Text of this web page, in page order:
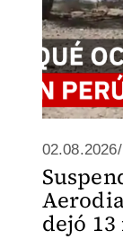
02.08.2026/
dejó